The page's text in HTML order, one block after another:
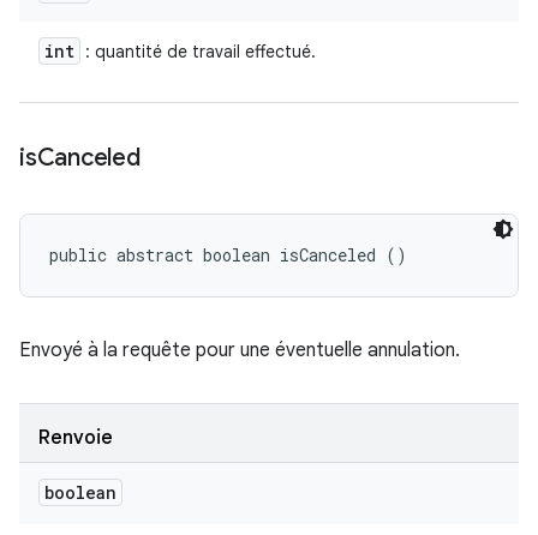
int : quantité de travail effectué.
isCanceled
public abstract boolean isCanceled ()
Envoyé à la requête pour une éventuelle annulation.
Renvoie
boolean